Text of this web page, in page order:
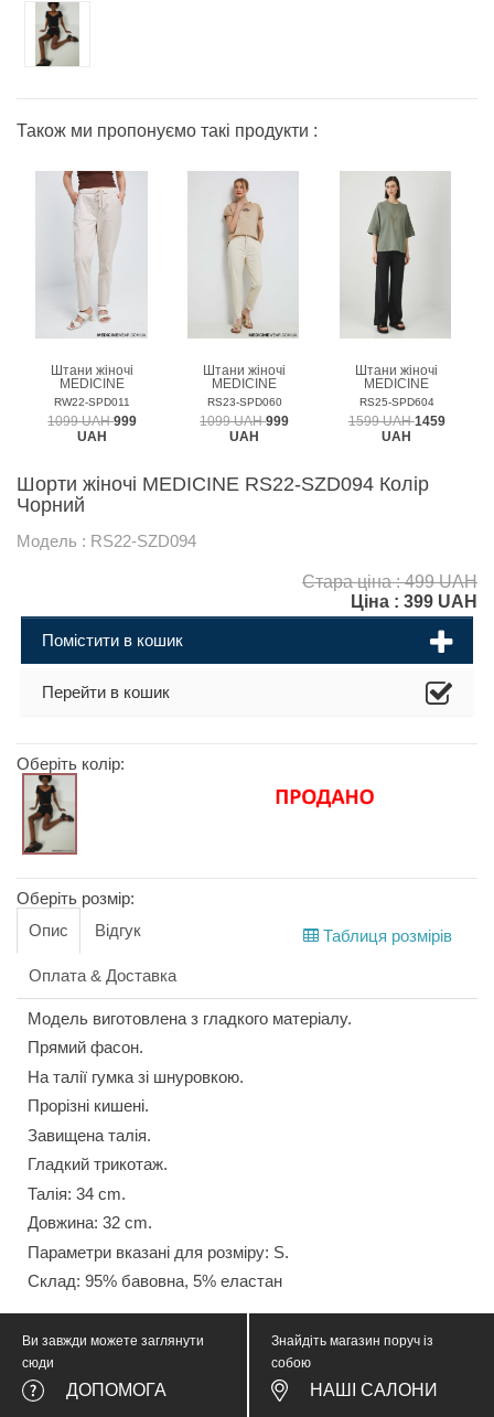
Також ми пропонуємо такі продукти :
Штани жіночі
MEDICINE
RW22-SPD011
1099 UAH999
UAH
Штани жіночі
MEDICINE
RS23-SPD060
1099 UAH999
UAH
Штани жіночі
MEDICINE
RS25-SPD604
1599 UAH1459
UAH
Шорти жіночі MEDICINE RS22-SZD094 Колір
Чорний
Модель : RS22-SZD094
Стара ціна : 499 UAH
Ціна : 399 UAH
Помістити в кошик
Перейти в кошик
Оберіть колір:
Оберіть розмір:
Таблиця розмірів
Опис Відгук
Оплата & Доставка
Модель виготовлена з гладкого матеріалу.
Прямий фасон.
На талії гумка зі шнуровкою.
Прорізні кишені.
Завищена талія.
Гладкий трикотаж.
Талія: 34 cm.
Довжина: 32 cm.
Параметри вказані для розміру: S.
Склад: 95% бавовна, 5% еластан
Ви завжди можете заглянути
сюди
ДОПОМОГА
Знайдіть магазин поруч із
собою
НАШІ САЛОНИ